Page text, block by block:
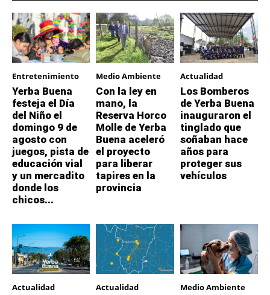
Entretenimiento
Yerba Buena
festeja el Día
del Niño el
domingo 9 de
agosto con
juegos, pista de
educación vial
y un mercadito
donde los
chicos...
Medio Ambiente
Con la ley en
mano, la
Reserva Horco
Molle de Yerba
Buena aceleró
el proyecto
para liberar
tapires en la
provincia
Actualidad
Los Bomberos
de Yerba Buena
inauguraron el
tinglado que
soñaban hace
años para
proteger sus
vehículos
Actualidad Actualidad Medio Ambiente